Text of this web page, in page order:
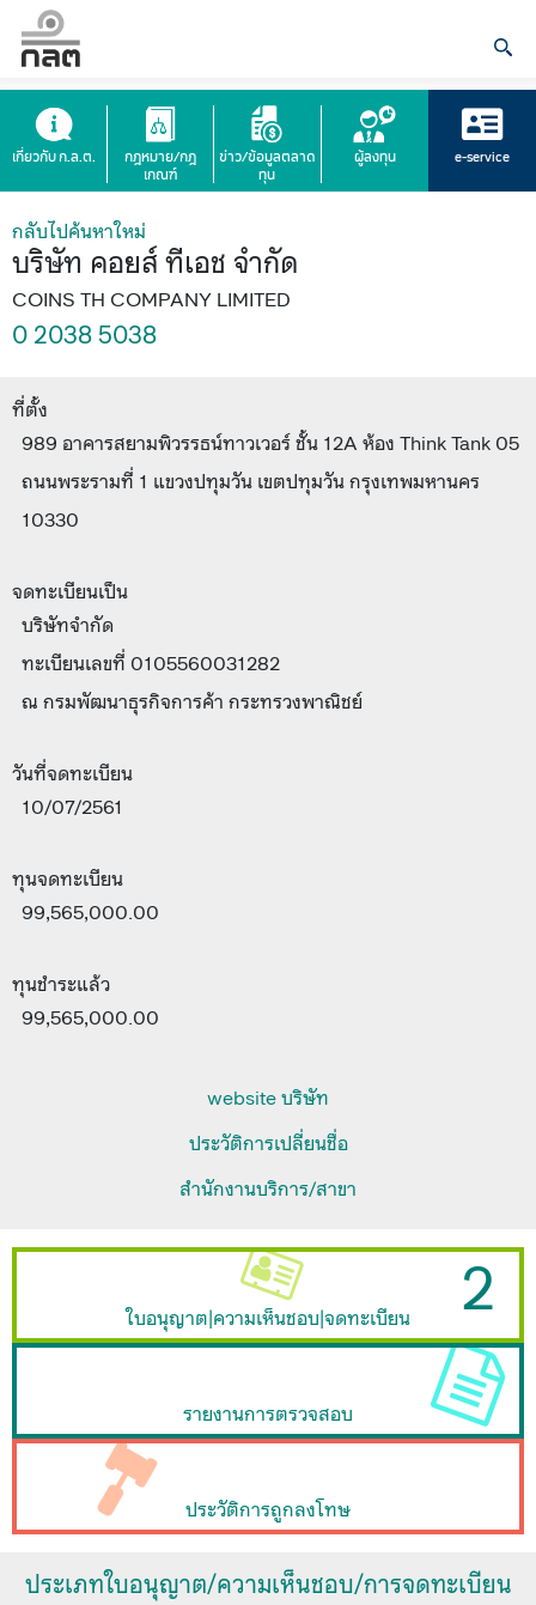
เกี่ยวกับ ก.ล.ต.
กฎหมาย/กฎ
เกณฑ์
ข่าว/ข้อมูลตลาด
ทุน
ผู้ลงทุน e-service
กลับไปค้นหาใหม่
บริษัท คอยส์ ทีเอช จำกัด
COINS TH COMPANY LIMITED
0 2038 5038
ที่ตั้ง
989 อาคารสยามพิวรรธน์ทาวเวอร์ ชั้น 12A ห้อง Think Tank 05
ถนนพระรามที่ 1 แขวงปทุมวัน เขตปทุมวัน กรุงเทพมหานคร
10330
จดทะเบียนเป็น
บริษัทจำกัด
ทะเบียนเลขที่ 0105560031282
ณ กรมพัฒนาธุรกิจการค้า กระทรวงพาณิชย์
วันที่จดทะเบียน
10/07/2561
ทุนจดทะเบียน
99,565,000.00
ทุนชำระแล้ว
99,565,000.00
website บริษัท
ประวัติการเปลี่ยนชื่อ
สำนักงานบริการ/สาขา
ใบอนุญาต|ความเห็นชอบ|จดทะเบียน 2
รายงานการตรวจสอบ
ประวัติการถูกลงโทษ
ประเภทใบอนุญาต/ความเห็นชอบ/การจดทะเบียน